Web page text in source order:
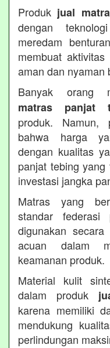
Produk jual
dengan
meredam
membuat
aman dan nyaman
Banyak orang
matras panjat
produk. Namun,
bahwa harga
dengan kualitas
panjat tebing
investasi jangka
Matras yang
standar
digunakan
acuan dalam
keamanan produk.
Material kulit
dalam produk
karena memiliki
mendukung
perlindungan